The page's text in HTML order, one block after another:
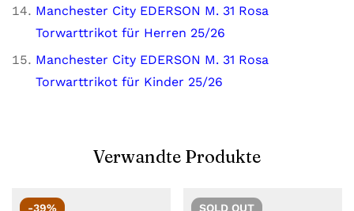
Manchester City EDERSON M. 31 Rosa
Torwarttrikot für Herren 25/26
Manchester City EDERSON M. 31 Rosa
Torwarttrikot für Kinder 25/26
Verwandte Produkte
-39% SOLD OUT